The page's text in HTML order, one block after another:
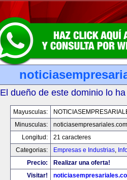
El dueño de este dominio lo
Mayusculas:
Minusculas:
noticiasempresariales.com
Longitud:
21 caracteres
Categorias:
Empresas e Industrias,
Precio:
Realizar una oferta!
Visitar!